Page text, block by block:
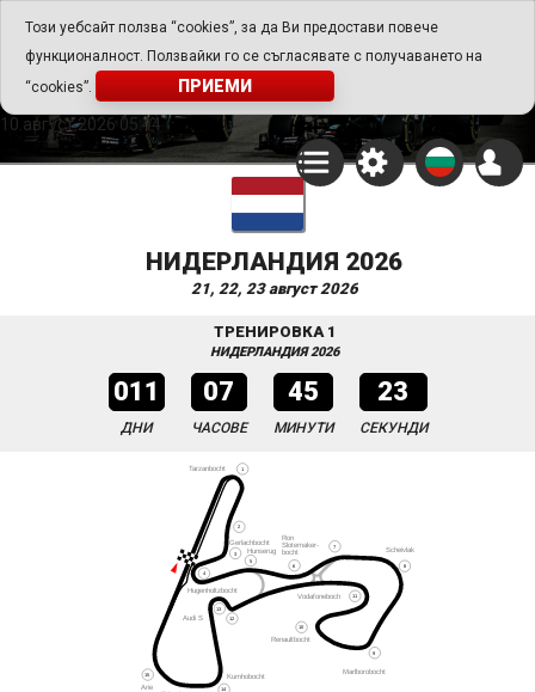
Този уебсайт ползва “cookies”, за да Ви предостави повече
функционалност. Ползвайки го се съгласявате с получаването на
“cookies”.
ПРИЕМИ
Go Play Fantasy Game
Go Play Fantasy Game
10.август.2026 05:44
НИДЕРЛАНДИЯ 2026
21, 22, 23 август 2026
ТРЕНИРОВКА 1
НИДЕРЛАНДИЯ 2026
011 07 45 23
ДНИ ЧАСОВЕ МИНУТИ СЕКУНДИ